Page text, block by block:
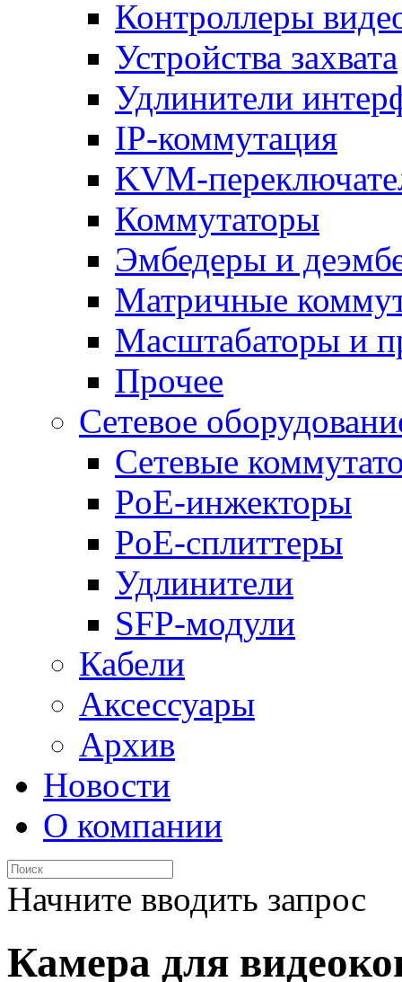
Контроллеры
Устройства захвата
Удлинители
IP-коммутация
KVM-
Коммутаторы
Эмбедеры и
Матричные
Масштабаторы и
Прочее
Сетевое
Сетевые
PoE-инжекторы
PoE-сплиттеры
Удлинители
SFP-модули
Кабели
Аксессуары
Архив
Новости
О компании
Начните вводить запрос
Камера для